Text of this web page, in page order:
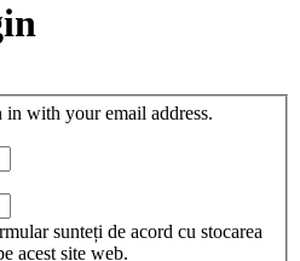
with your email address.
sunteți de acord cu stocarea
acest site web.